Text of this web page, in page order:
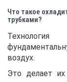
Что такое
трубками?
воздух.
Это делает